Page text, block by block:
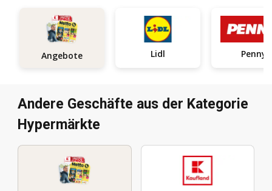
Angebote Lidl Penny
Andere Geschäfte aus der Kategorie
Hypermärkte